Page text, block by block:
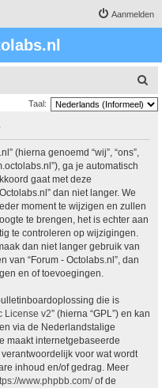
Aanmelden
o
Taal:
(hierna genoemd “wij”, “ons”,
ga je automatisch
gaat met deze
dan niet langer. We
moment te wijzigen en zullen
te brengen, het is echter aan
te controleren op wijzigingen.
dan niet langer gebruik van
van “Forum - Octolabs.nl”, dan
en of toevoegingen.
die is
License v2” (hierna “GPL”) en kan
en via de Nederlandstalige
maakt internetgebaseerde
voor wat wordt
inhoud en/of gedrag. Meer
www.phpbb.com/of de